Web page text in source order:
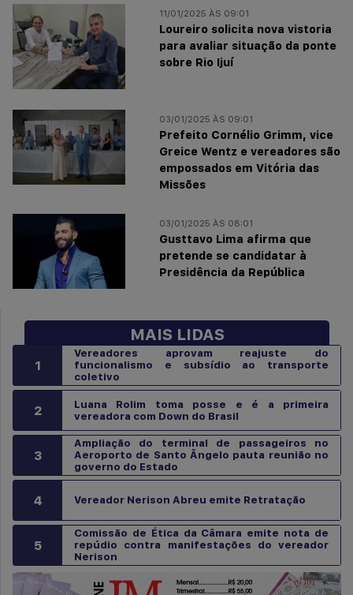
11/01/2025 ÀS 09:01
Loureiro solicita nova vistoria
para avaliar situação da ponte
sobre Rio Ijuí
03/01/2025 ÀS 09:01
Prefeito Cornélio Grimm, vice
Greice Wentz e vereadores são
empossados em Vitória das
Missões
03/01/2025 ÀS 08:01
Gusttavo Lima afirma que
pretende se candidatar à
Presidência da República
MAIS LIDAS
1
Vereadores aprovam reajuste do
funcionalismo e subsídio ao transporte
coletivo
2
Luana Rolim toma posse e é a primeira
vereadora com Down do Brasil
3
Ampliação do terminal de passageiros no
Aeroporto de Santo Ângelo pauta reunião no
governo do Estado
4 Vereador Nerison Abreu emite Retratação
5
Comissão de Ética da Câmara emite nota de
repúdio contra manifestações do vereador
Nerison